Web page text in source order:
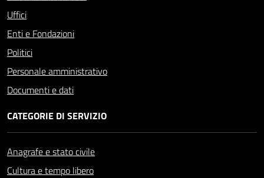
Uffici
Enti e Fondazioni
Politici
Personale amministrativo
Documenti e dati
CATEGORIE DI SERVIZIO
Anagrafe e stato civile
Cultura e tempo libero